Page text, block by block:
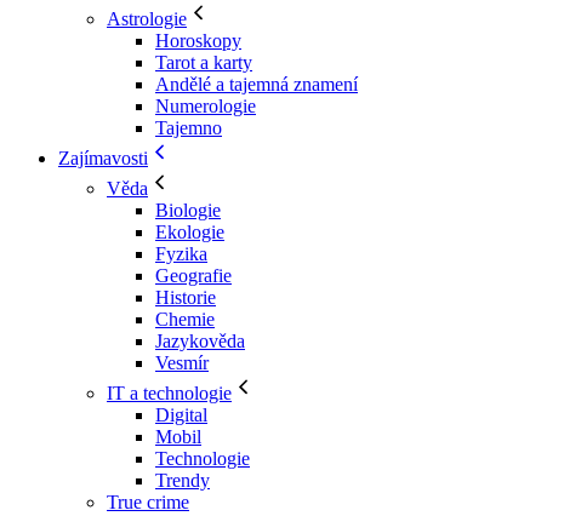
Astrologie
Horoskopy
Tarot a karty
Andělé a tajemná znamení
Numerologie
Tajemno
Zajímavosti
Věda
Biologie
Ekologie
Fyzika
Geografie
Historie
Chemie
Jazykověda
Vesmír
IT a technologie
Digital
Mobil
Technologie
Trendy
True crime